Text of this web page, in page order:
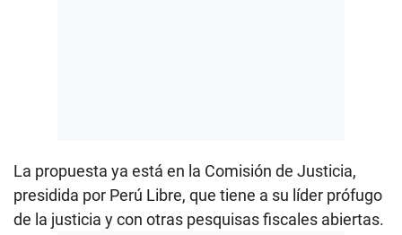
La propuesta ya está en la Comisión de Justicia,
presidida por Perú Libre, que tiene a su líder prófugo
de la justicia y con otras pesquisas fiscales abiertas.